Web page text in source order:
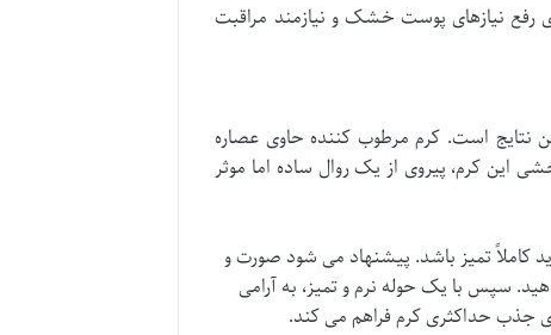
رفع نیازهای پوست خشک و نیازمند مراقبت
نتایج است. کرم مرطوب کننده حاوی عصاره
این کرم، پیروی از یک روال ساده اما موثر
کاملاً تمیز باشد. پیشنهاد می شود صورت و
سپس با یک حوله نرم و تمیز، به آرامی
جذب حداکثری کرم فراهم می کند.